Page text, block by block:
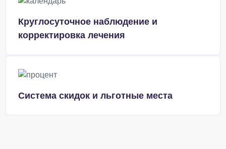
Круглосуточное наблюдение и
корректировка лечения
Система скидок и льготные места